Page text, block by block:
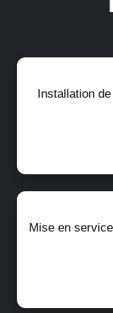
Installation
Mise en